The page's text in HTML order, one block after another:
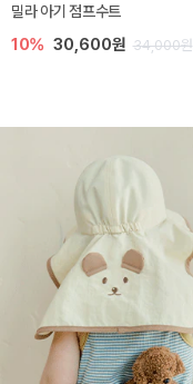
밀라 아기 점프수트
10% 30,600원 34,000원